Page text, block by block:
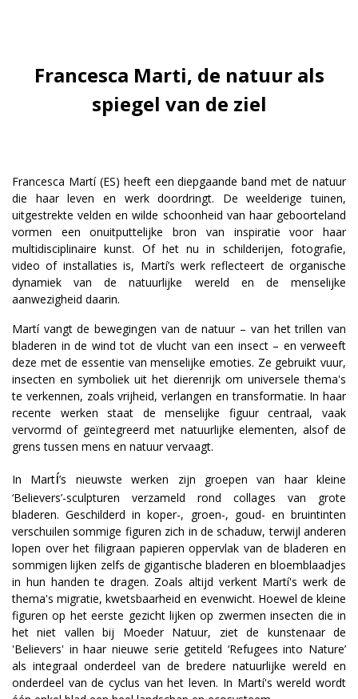
Francesca Marti, de natuur als
spiegel van de ziel
Francesca Martí (ES) heeft een diepgaande band met de natuur
die haar leven en werk doordringt. De weelderige tuinen,
uitgestrekte velden en wilde schoonheid van haar geboorteland
vormen een onuitputtelijke bron van inspiratie voor haar
multidisciplinaire kunst. Of het nu in schilderijen, fotografie,
video of installaties is, Martí’s werk reflecteert de organische
dynamiek van de natuurlijke wereld en de menselijke
aanwezigheid daarin.
Martí vangt de bewegingen van de natuur – van het trillen van
bladeren in de wind tot de vlucht van een insect – en verweeft
deze met de essentie van menselijke emoties. Ze gebruikt vuur,
insecten en symboliek uit het dierenrijk om universele thema's
te verkennen, zoals vrijheid, verlangen en transformatie. In haar
recente werken staat de menselijke figuur centraal, vaak
vervormd of geïntegreerd met natuurlijke elementen, alsof de
grens tussen mens en natuur vervaagt.
In Martí’s nieuwste werken zijn groepen van haar kleine
‘Believers’-sculpturen verzameld rond collages van grote
bladeren. Geschilderd in koper-, groen-, goud- en bruintinten
verschuilen sommige figuren zich in de schaduw, terwijl anderen
lopen over het filigraan papieren oppervlak van de bladeren en
sommigen lijken zelfs de gigantische bladeren en bloemblaadjes
in hun handen te dragen. Zoals altijd verkent Martí's werk de
thema's migratie, kwetsbaarheid en evenwicht. Hoewel de kleine
figuren op het eerste gezicht lijken op zwermen insecten die in
het niet vallen bij Moeder Natuur, ziet de kunstenaar de
'Believers' in haar nieuwe serie getiteld ‘Refugees into Nature’
als integraal onderdeel van de bredere natuurlijke wereld en
onderdeel van de cyclus van het leven. In Martí's wereld wordt